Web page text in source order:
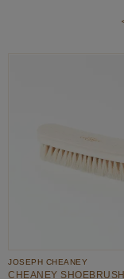
価格
JOSEPH CHEANEY
CHEANEY